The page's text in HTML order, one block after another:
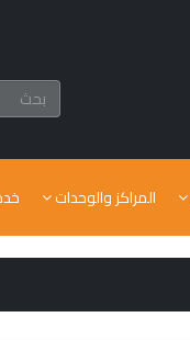
المراكز والوحدات